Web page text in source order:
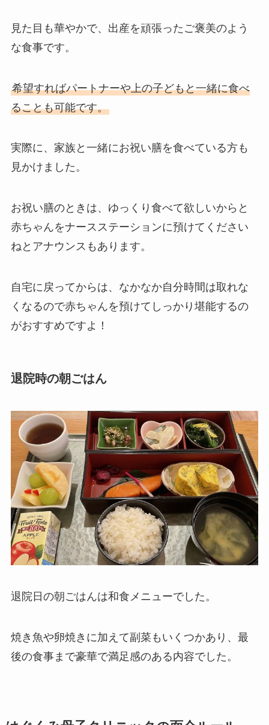
見た目も華やかで、出産を頑張ったご褒美のよう
な食事です。
希望すればパートナーや上の子どもと一緒に食べ
ることも可能です。
実際に、家族と一緒にお祝い膳を食べている方も
見かけました。
お祝い膳のときは、ゆっくり食べて欲しいからと
赤ちゃんをナースステーションに預けてください
ねとアナウンスもあります。
自宅に戻ってからは、なかなか自分時間は取れな
くなるので赤ちゃんを預けてしっかり堪能するの
がおすすめですよ！
退院時の朝ごはん
退院日の朝ごはんは和食メニューでした。
焼き魚や卵焼きに加えて副菜もいくつかあり、最
後の食事まで豪華で満足感のある内容でした。